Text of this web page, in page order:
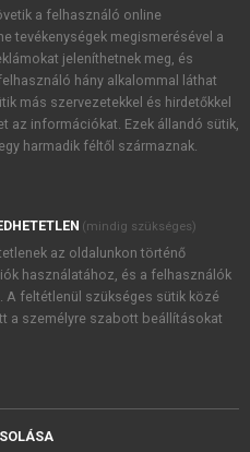
akcióiról.
Kiadó Zrt. újdonságairól,
foglaltakat tudomásul
, valamint a szotar.netés a
foglaltakat
a felhasználó online
tevékenységek megismerésével a
jeleníthetnek meg, és
hány alkalommal láthat
más szervezetekkel és hirdetőkkel
az információkat. Ezek állandó sütik,
harmadik féltől származnak.
(mindig szükséges)
az oldalunkon történő
használatához, és a felhasználók
A feltétlenül szükséges sütik közé
a személyre szabott beállításokat